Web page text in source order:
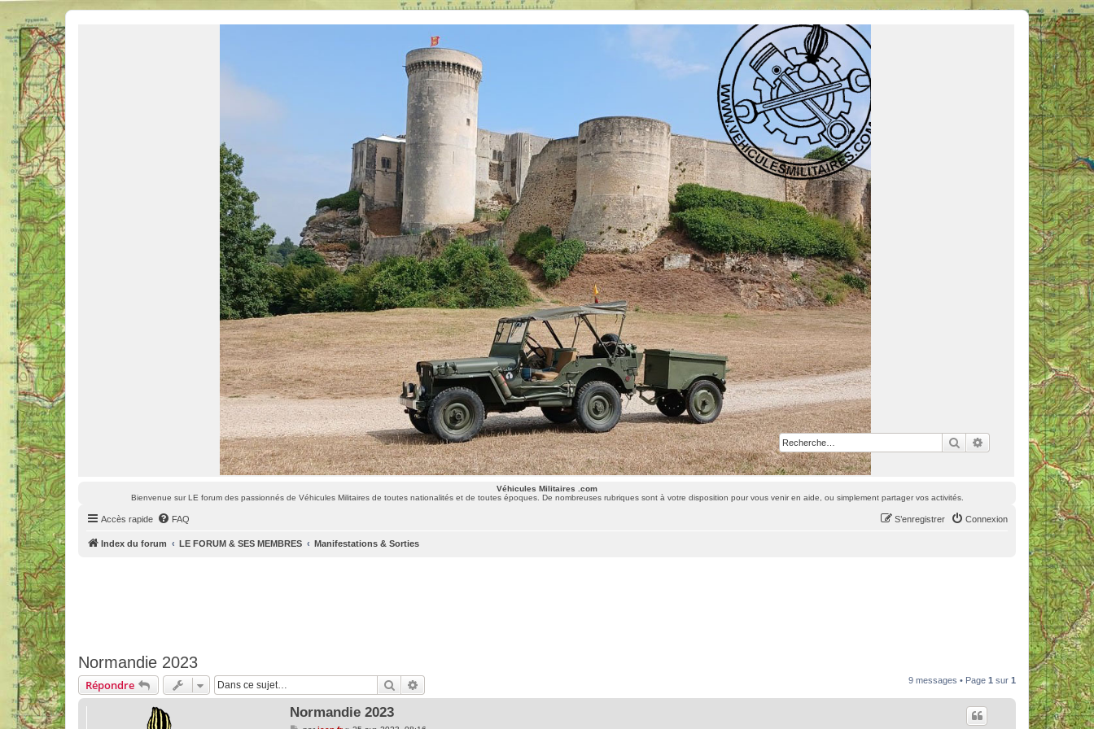
RechercherRecherche avancée
Bienvenue sur LE forum des passionnés de Véhicules Militaires de toutes nationalités et de toutes époques. De nombreuses rubriques sont à votre disposition pour vous venir en aide, ou simplement partager vos activités.
Véhicules Militaires .com
Bienvenue sur LE forum des passionnés de Véhicules Militaires de toutes nationalités et de toutes époques. De nombreuses rubriques sont à votre disposition pour vous venir en aide, ou simplement partager vos activités.
Accès rapide FAQ Connexion
S’enregistrer
Index du forum LE FORUM & SES MEMBRES Manifestations & Sorties
Normandie 2023
Répondre Rechercher 9 messages • Page 1 sur 1
Normandie 2023